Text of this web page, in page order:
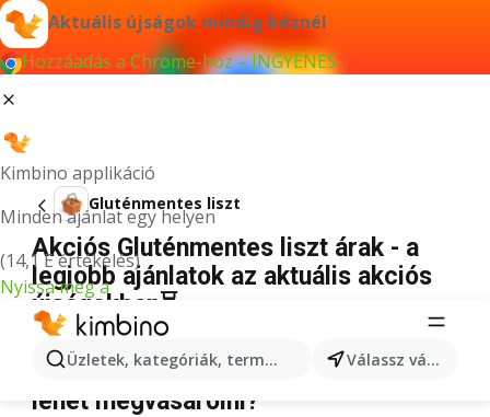
Aktuális újságok mindig kéznél
Hozzáadás a Chrome-hoz – INGYENES
Kimbino applikáció
Minden ajánlat egy helyen
(14,1 E értékelés)
Nyissa meg a
Üzletek, kategóriák, termékek keresése... Válassz várost
Gluténmentes liszt
Akciós Gluténmentes liszt árak - a
legjobb ajánlatok az aktuális akciós
újságokban⏳
Nincs találat erre a kifejezésre.
Akciós Gluténmentes liszt – Hol
lehet megvásárolni?